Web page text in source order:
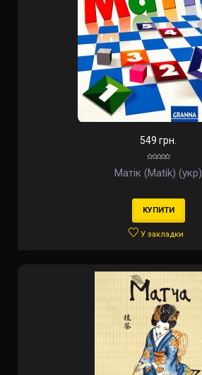
549 грн.
Матік (Matik) (укр)
КУПИТИ
У закладки